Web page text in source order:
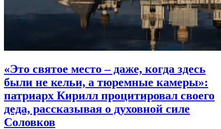
«Это святое место – даже, когда здесь
были не кельи, а тюремные камеры»:
патриарх Кирилл процитировал своего
деда, рассказывая о духовной силе
Соловков